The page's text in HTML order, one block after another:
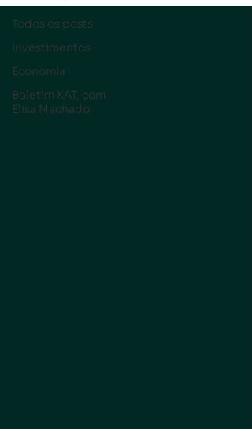
Todos os posts
Investimentos
Economia
Boletim KAT, com
Elisa Machado